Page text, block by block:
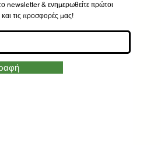
newsletter & ενημερωθείτε πρώτοι
και τις προσφορές μας!